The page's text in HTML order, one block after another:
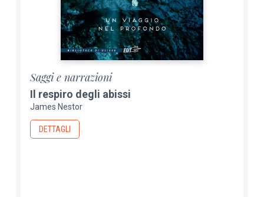
Saggi e narrazioni
Il respiro degli abissi
James Nestor
DETTAGLI